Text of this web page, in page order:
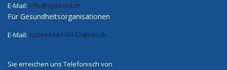
E-Mail: info@spitextd.ch
Für Gesundheitsorganisationen
E-Mail: spitex4441-4442@hin.ch
Sie erreichen uns Telefonisch von